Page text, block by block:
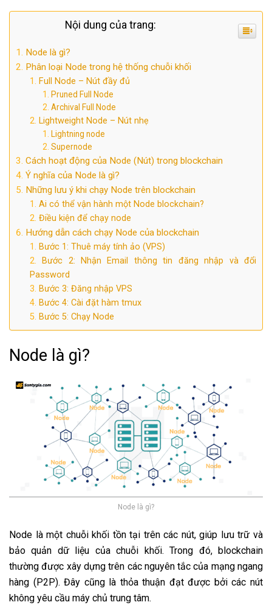
Nội dung của trang:
Node là gì?
Phân loại Node trong hệ thống chuỗi khối
Full Node – Nút đầy đủ
Pruned Full Node
Archival Full Node
Lightweight Node – Nút nhẹ
Lightning node
Supernode
Cách hoạt động của Node (Nút) trong blockchain
Ý nghĩa của Node là gì?
Những lưu ý khi chạy Node trên blockchain
Ai có thể vận hành một Node blockchain?
Điều kiện để chạy node
Hướng dẫn cách chạy Node của blockchain
Bước 1: Thuê máy tính ảo (VPS)
Bước 2: Nhận Email thông tin đăng nhập và đổi
Password
Bước 3: Đăng nhập VPS
Bước 4: Cài đặt hàm tmux
Bước 5: Chạy Node
Node là gì?
Node là gì?
Node là một chuỗi khối tồn tại trên các nút, giúp lưu trữ và
bảo quản dữ liệu của chuỗi khối. Trong đó, blockchain
thường được xây dựng trên các nguyên tắc của mạng ngang
hàng (P2P). Đây cũng là thỏa thuận đạt được bởi các nút
không yêu cầu máy chủ trung tâm.